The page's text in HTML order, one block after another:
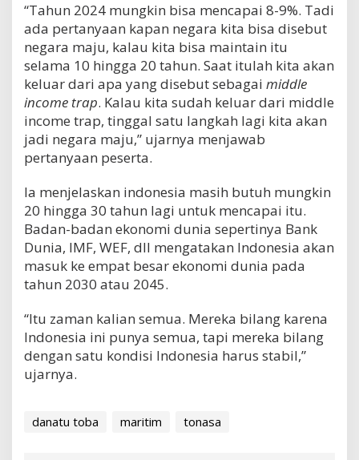
“Tahun 2024 mungkin bisa mencapai 8-9%. Tadi
ada pertanyaan kapan negara kita bisa disebut
negara maju, kalau kita bisa maintain itu
selama 10 hingga 20 tahun. Saat itulah kita akan
keluar dari apa yang disebut sebagai middle
income trap. Kalau kita sudah keluar dari middle
income trap, tinggal satu langkah lagi kita akan
jadi negara maju,” ujarnya menjawab
pertanyaan peserta.
Ia menjelaskan indonesia masih butuh mungkin
20 hingga 30 tahun lagi untuk mencapai itu.
Badan-badan ekonomi dunia sepertinya Bank
Dunia, IMF, WEF, dll mengatakan Indonesia akan
masuk ke empat besar ekonomi dunia pada
tahun 2030 atau 2045.
“Itu zaman kalian semua. Mereka bilang karena
Indonesia ini punya semua, tapi mereka bilang
dengan satu kondisi Indonesia harus stabil,”
ujarnya.
danatu toba maritim tonasa